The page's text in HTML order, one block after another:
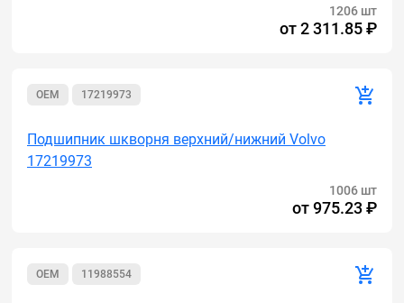
1206 шт
от2 311.85 ₽
OEM 17219973
Подшипник шкворня верхний/нижний Volvo
17219973
1006 шт
от975.23 ₽
OEM 11988554